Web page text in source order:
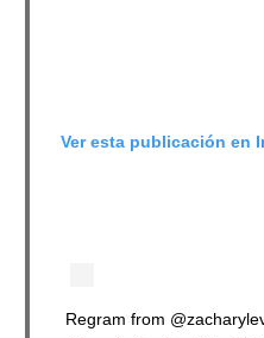
Ver esta publicación en
Regram from